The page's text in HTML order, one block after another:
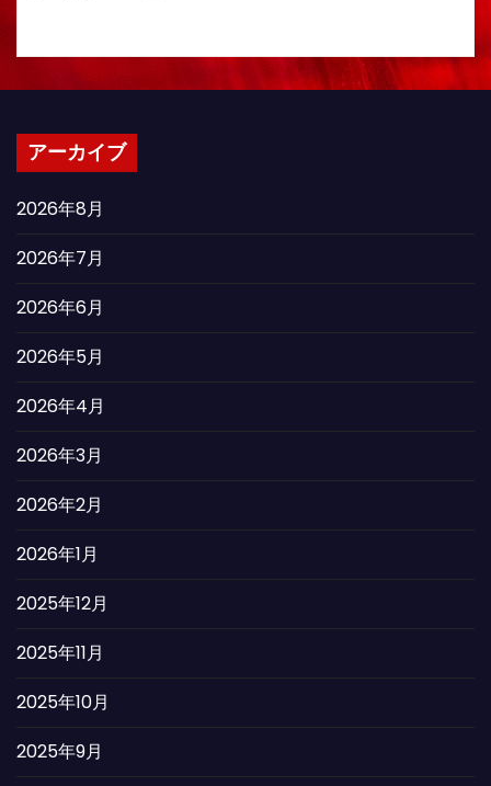
アーカイブ
2026年8月
2026年7月
2026年6月
2026年5月
2026年4月
2026年3月
2026年2月
2026年1月
2025年12月
2025年11月
2025年10月
2025年9月